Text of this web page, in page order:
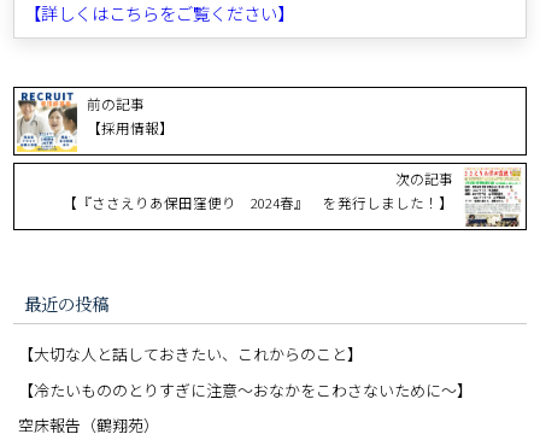
【詳しくはこちらをご覧ください】
前の記事
【採用情報】
次の記事
【『ささえりあ保田窪便り 2024春』 を発行しました！】
最近の投稿
【大切な人と話しておきたい、これからのこと】
【冷たいもののとりすぎに注意〜おなかをこわさないために〜】
空床報告（鶴翔苑）